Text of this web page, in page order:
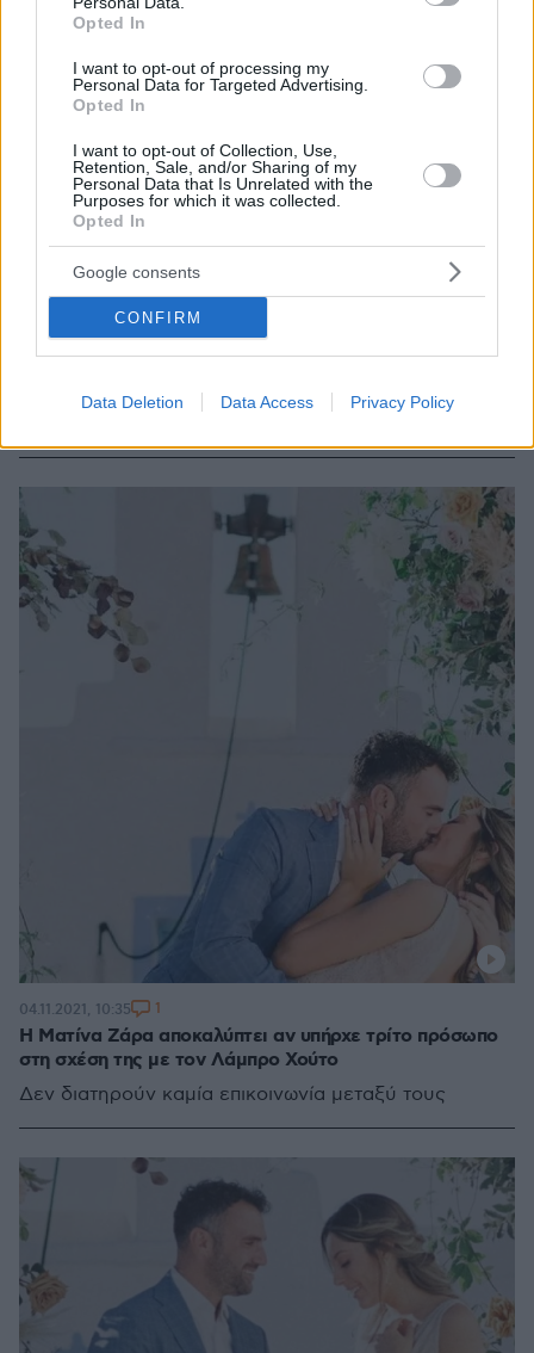
Opted In
I want to opt-out of processing my
Personal Data for Targeted Advertising.
Opted In
I want to opt-out of Collection, Use,
Retention, Sale, and/or Sharing of my
Personal Data that Is Unrelated with the
Purposes for which it was collected.
Opted In
Google consents
CONFIRM
Data Deletion Data Access Privacy Policy
Η Ματίνα Ζάρα μιλά για τον χωρισμό της από τον
Λάμπρο Χούτο - «Δεν υπήρξε τρίτο πρόσωπο»
Η τραγουδίστρια εξηγεί γιατί χώρισε με τον δημοφιλή
06.11.2021, 11:42 4
H Ματίνα Ζάρα αποκαλύπτει αν υπήρχε τρίτο πρόσωπο
στη σχέση της με τον Λάμπρο Χούτο
Δεν διατηρούν καμία επικοινωνία μεταξύ τους
04.11.2021, 10:35 1